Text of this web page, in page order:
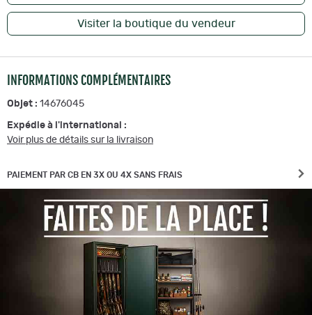
Visiter la boutique du vendeur
INFORMATIONS COMPLÉMENTAIRES
Objet : 14676045
Expédie à l'international :
Voir plus de détails sur la livraison
PAIEMENT PAR CB EN 3X OU 4X SANS FRAIS